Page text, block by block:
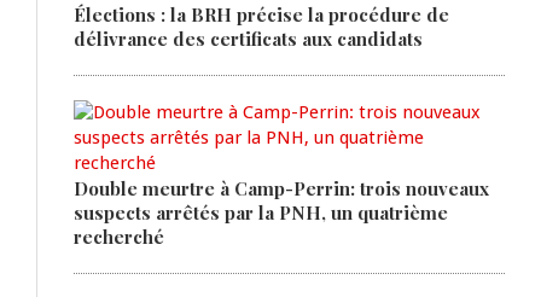
Élections : la BRH précise la procédure de
délivrance des certificats aux candidats
Double meurtre à Camp-Perrin: trois nouveaux
suspects arrêtés par la PNH, un quatrième
recherché